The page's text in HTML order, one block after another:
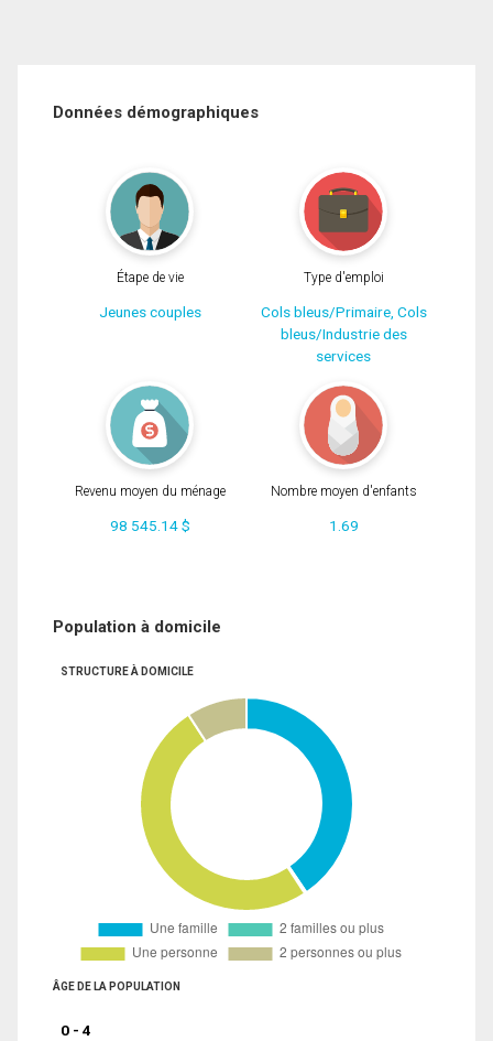
Données démographiques
Étape de vie
Jeunes couples
Type d'emploi
Cols bleus/Primaire, Cols
bleus/Industrie des
services
Revenu moyen du ménage
98 545.14 $
Nombre moyen d'enfants
1.69
Population à domicile
STRUCTURE À DOMICILE
ÂGE DE LA POPULATION
0 - 4